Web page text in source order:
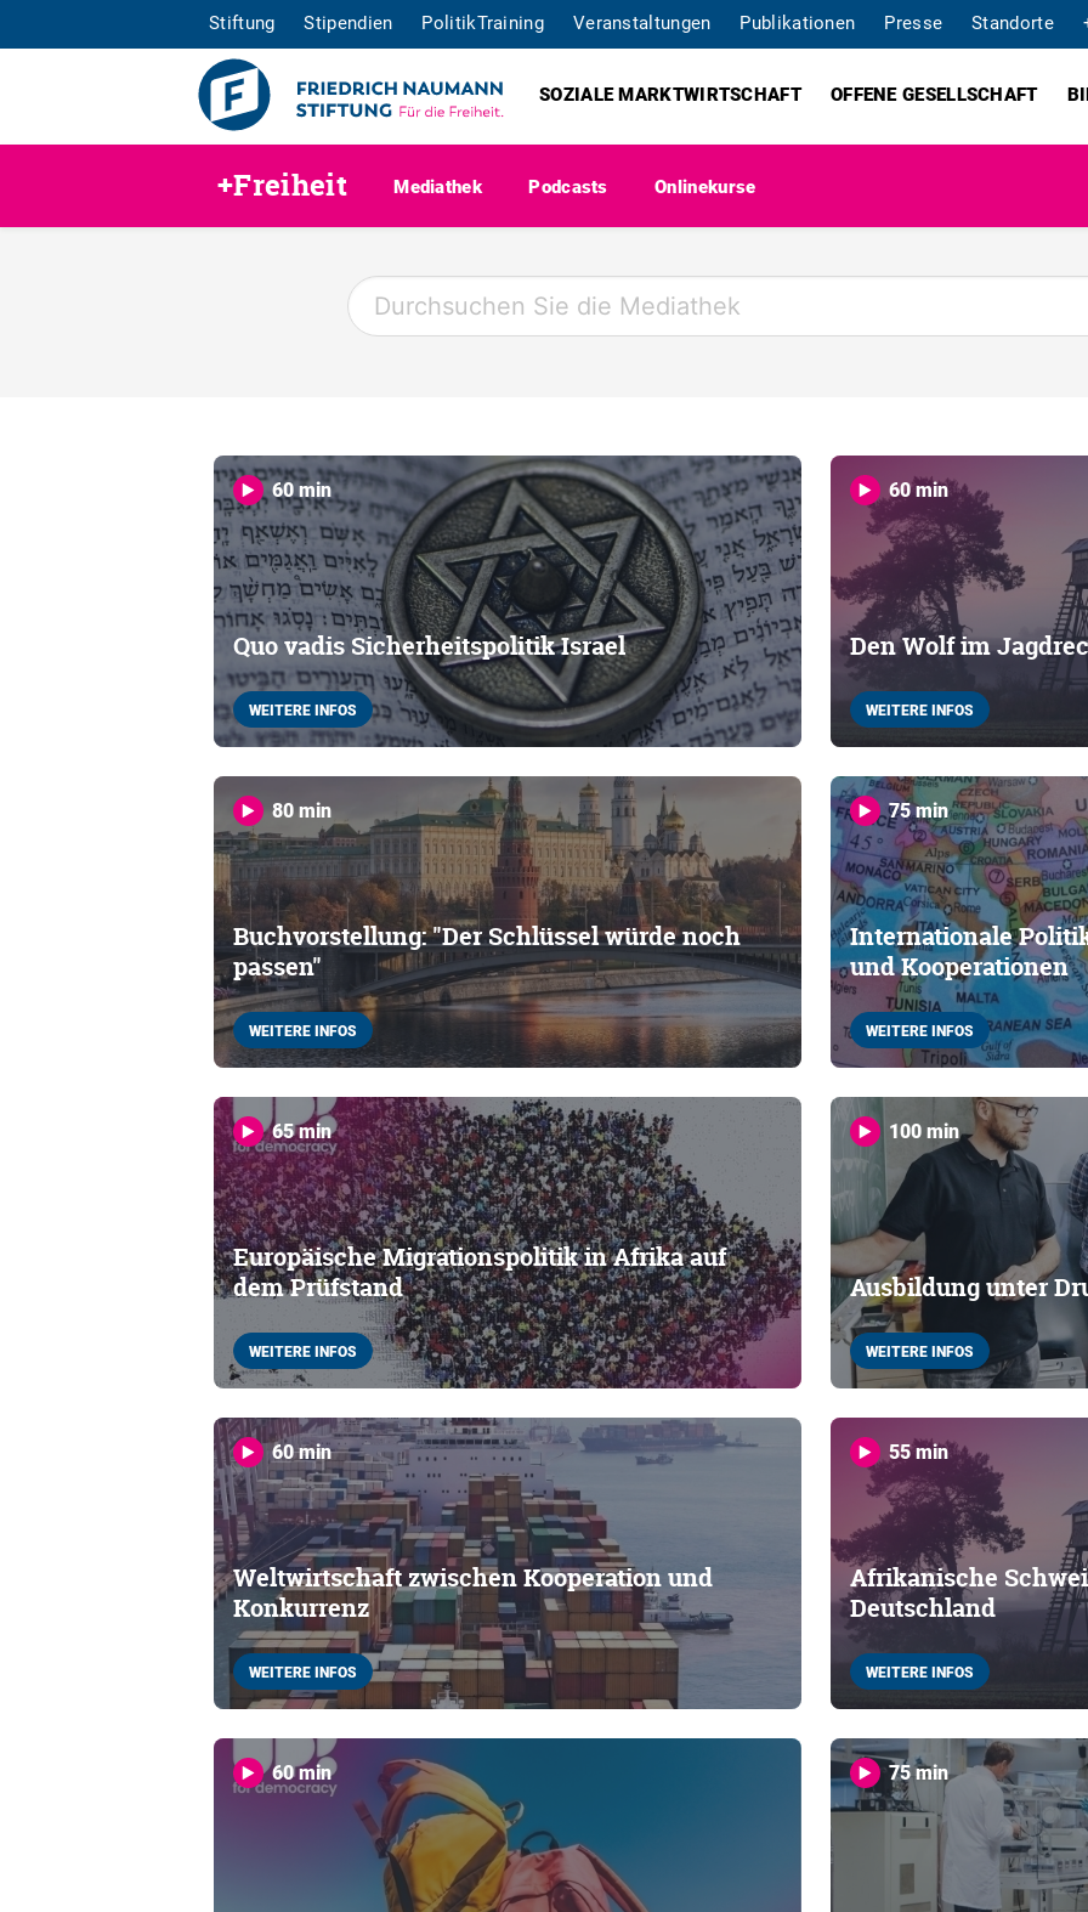
Stiftung Stipendien PolitikTraining Veranstaltungen Publikationen Presse Standorte
SOZIALE MARKTWIRTSCHAFT OFFENE GESELLSCHAFT
+Freiheit Mediathek Podcasts Onlinekurse
60 min
Quo vadis Sicherheitspolitik Israel
WEITERE INFOS
60 min
Den Wolf im
WEITERE INFOS
80 min
Buchvorstellung: "Der Schlüssel würde noch
passen"
WEITERE INFOS
75 min
Internationale
und Kooperationen
WEITERE INFOS
65 min
Europäische Migrationspolitik in Afrika auf
dem Prüfstand
WEITERE INFOS
100 min
Ausbildung unter
WEITERE INFOS
60 min
Weltwirtschaft zwischen Kooperation und
Konkurrenz
WEITERE INFOS
55 min
Afrikanische
Deutschland
WEITERE INFOS
60 min 75 min